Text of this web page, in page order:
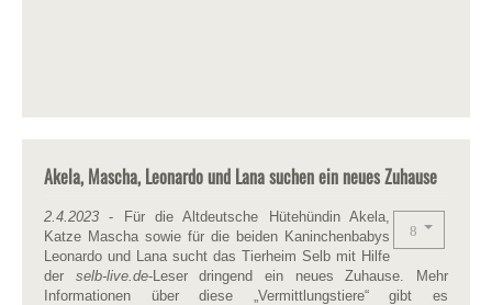
Akela, Mascha, Leonardo und Lana suchen ein neues Zuhause
2.4 .2023 - Für die Altdeutsche Hütehündin Akela,
Katze Mascha sowie für die beiden Kaninchenbabys
Leonardo und Lana sucht das Tierheim Selb mit Hilfe
der selb-live.de-Leser dringend ein neues Zuhause. Mehr
Informationen über diese „Vermittlungstiere“ gibt es